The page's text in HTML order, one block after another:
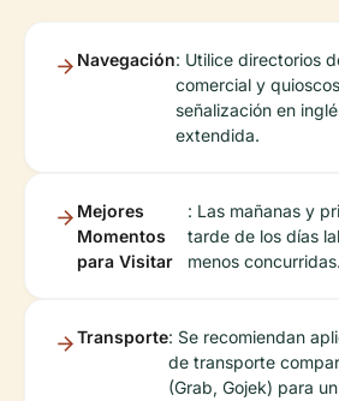
Navegación: Utilice directorios
comercial y
señalización en
extendida.
Mejores
Momentos
para Visitar
: Las mañanas y
tarde de los días
menos concurridas.
Transporte: Se recomiendan
de transporte
(Grab, Gojek) para